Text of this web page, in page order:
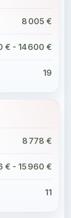
8 005 €
€ - 14 600 €
19
8 778 €
€ - 15 960 €
11